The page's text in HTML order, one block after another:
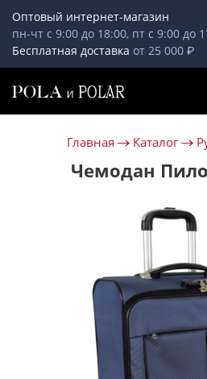
Оптовый интернет-магазин
пн-чт с 9:00 до 18:00, пт с 9:00 до
Бесплатная доставка от 25 000 ₽
Главная Каталог
Чемодан